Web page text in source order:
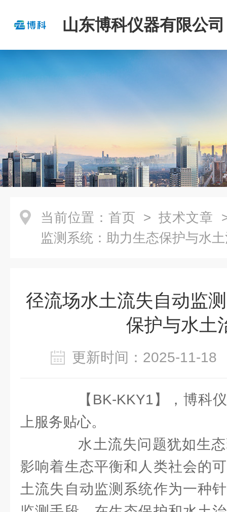
山东博科仪器有限公司
当前位置： 首页 > 技术文章
监测系统：助力生态保护与水
径流场水土流失自动监
保护与水土
更新时间：2025-11-
【BK-KKY1】，博科仪
上服务贴心。
水土流失问题犹如生态
影响着生态平衡和人类社会的
土流失自动监测系统作为一种